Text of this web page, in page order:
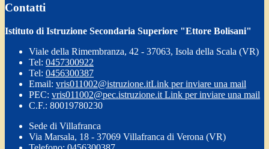
Contatti
Istituto di Istruzione Secondaria Superiore "Ettore Bolisani"
Viale della Rimembranza, 42 - 37063, Isola della Scala (VR)
Tel: 0457300922
Tel: 0456300387
Email: vris011002@istruzione.itLink per inviare una mail
PEC: vris011002@pec.istruzione.it Link per inviare una mail
C.F.: 80019780230
Sede di Villafranca
Via Marsala, 18 - 37069 Villafranca di Verona (VR)